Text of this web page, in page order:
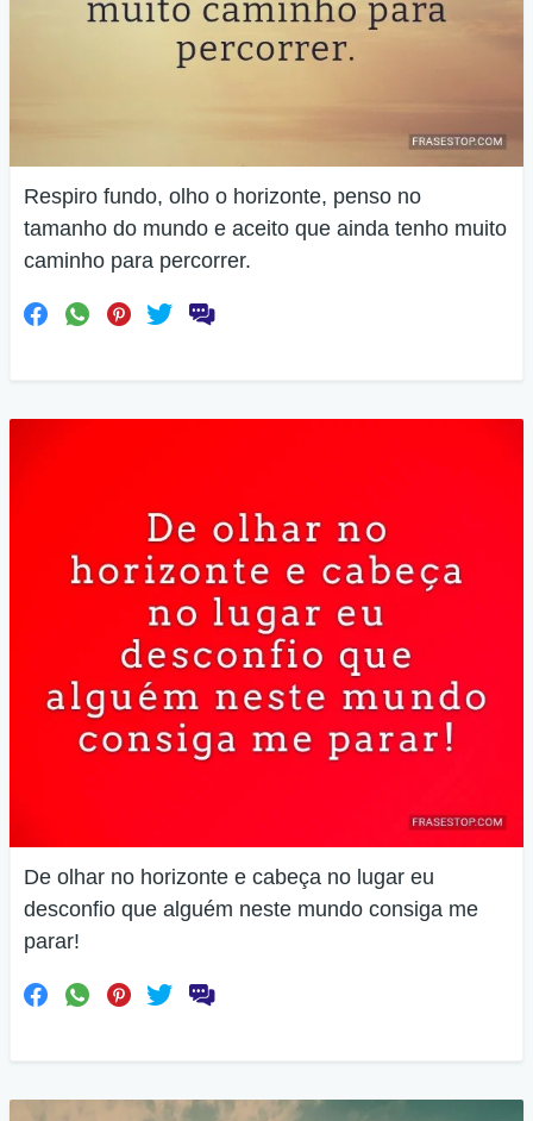
Respiro fundo, olho o horizonte, penso no
tamanho do mundo e aceito que ainda tenho muito
caminho para percorrer.
De olhar no horizonte e cabeça no lugar eu
desconfio que alguém neste mundo consiga me
parar!